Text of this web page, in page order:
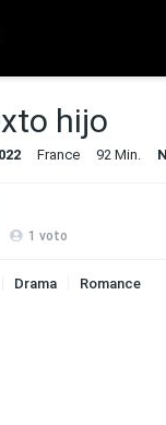
hijo
France 92 Min.
1 voto
Drama Romance